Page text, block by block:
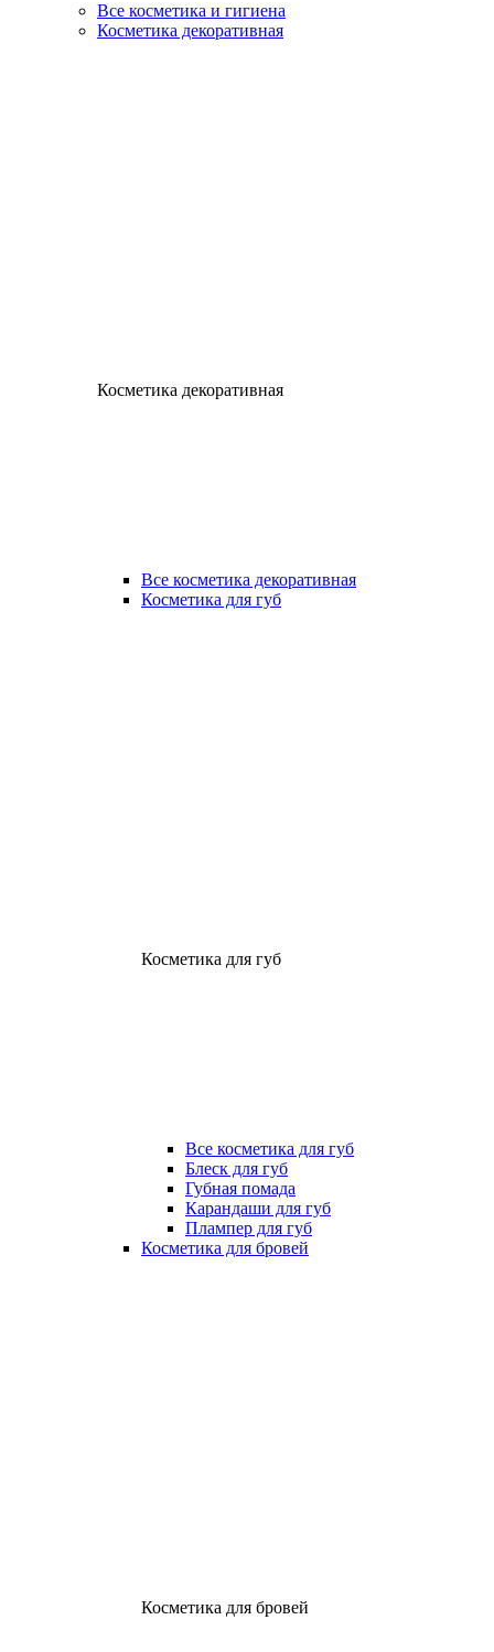
Все косметика и гигиена
Косметика декоративная
Косметика декоративная
Все косметика декоративная
Косметика для губ
Косметика для губ
Все косметика для губ
Блеск для губ
Губная помада
Карандаши для губ
Плампер для губ
Косметика для бровей
Косметика для бровей